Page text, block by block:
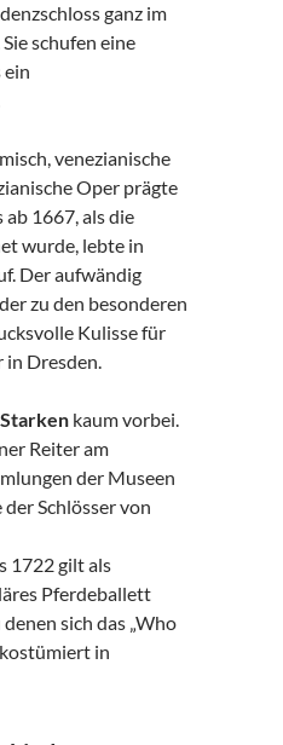
ganz im
schufen eine
ein
venezianische
Oper prägte
1667, als die
wurde, lebte in
Der aufwändig
zu den besonderen
Kulisse für
in Dresden.
kaum vorbei.
Reiter am
der Museen
Schlösser von
1722 gilt als
Pferdeballett
sich das „Who
in